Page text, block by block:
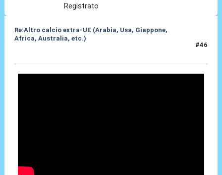
Registrato
Re:Altro calcio extra-UE (Arabia, Usa, Giappone,
Africa, Australia, etc.)
#46